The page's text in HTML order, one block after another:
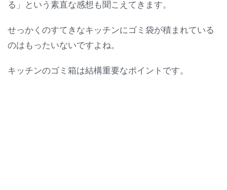
る」という素直な感想も聞こえてきます。
せっかくのすてきなキッチンにゴミ袋が積まれている
のはもったいないですよね。
キッチンのゴミ箱は結構重要なポイントです。